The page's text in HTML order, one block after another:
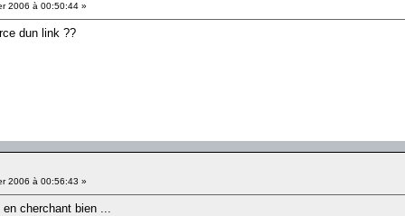
2006 à 00:50:44 »
dun link ??
2006 à 00:56:43 »
cherchant bien ...